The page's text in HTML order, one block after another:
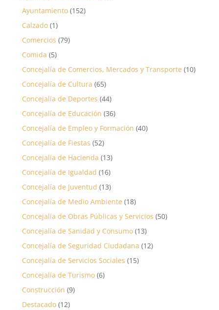
Ayuntamiento(152)
Calzado(1)
Comercios (79)
Comida (5)
Concejalía de Comercios, Mercados y Transporte (10)
Concejalía de Cultura (65)
Concejalía de Deportes (44)
Concejalía de Educación (36)
Concejalía de Empleo y Formación (40)
Concejalía de Fiestas (52)
Concejalía de Hacienda (13)
Concejalía de Igualdad (16)
Concejalía de Juventud (13)
Concejalía de Medio Ambiente (18)
Concejalía de Obras Públicas y Servicios (50)
Concejalía de Sanidad y Consumo(13)
Concejalía de Seguridad Ciudadana (12)
Concejalía de Servicios Sociales (15)
Concejalía de Turismo(6)
Construcción (9)
Destacado(12)